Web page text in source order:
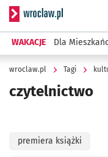
Serwis
WAKACJE Dla
wroclaw.pl Tagi
czytelnictwo
premiera książki